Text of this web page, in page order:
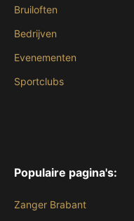
Bruiloften
Bedrijven
Evenementen
Sportclubs
Populaire pagina's:
Zanger Brabant